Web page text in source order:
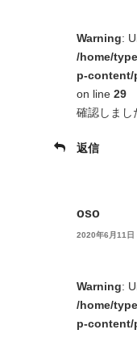
Warning:
/home/
p-content/
on line 29
確認しまし
返信
oso
2020年6月11日
Warning:
/home/
p-content/